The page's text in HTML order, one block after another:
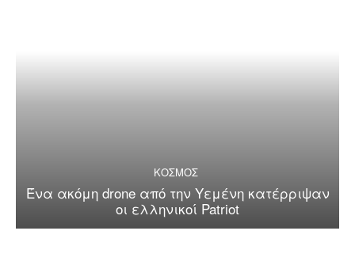
ΚΟΣΜΟΣ
Ένα ακόμη drone από την Υεμένη κατέρριψαν
οι ελληνικοί Patriot